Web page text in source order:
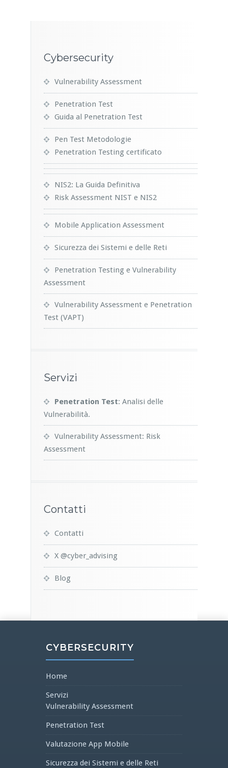
Cybersecurity
Vulnerability Assessment
Penetration Test
Guida al Penetration Test
Pen Test Metodologie
Penetration Testing certificato
NIS2: La Guida Definitiva
Risk Assessment NIST e NIS2
Mobile Application Assessment
Sicurezza dei Sistemi e delle Reti
Penetration Testing e Vulnerability
Assessment
Vulnerability Assessment e Penetration
Test (VAPT)
Servizi
Penetration Test: Analisi delle
Vulnerabilità.
Vulnerability Assessment: Risk
Assessment
Contatti
Contatti
X @cyber_advising
Blog
CYBERSECURITY
Home
Servizi
Vulnerability Assessment
Penetration Test
Valutazione App Mobile
Sicurezza dei Sistemi e delle Reti